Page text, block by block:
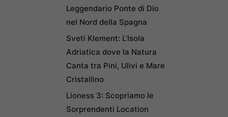
Leggendario Ponte di Dio
nel Nord della Spagna
Sveti Klement: L’Isola
Adriatica dove la Natura
Canta tra Pini, Ulivi e Mare
Cristallino
Lioness 3: Scopriamo le
Sorprendenti Location